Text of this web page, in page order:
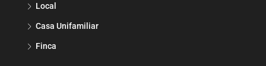
Local
Casa Unifamiliar
Finca